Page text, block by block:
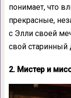
понимает, что
прекрасные,
с Элли своей
свой старинный
2. Мистер и